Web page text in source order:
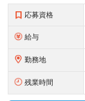
応募資格
給与
勤務地
残業時間